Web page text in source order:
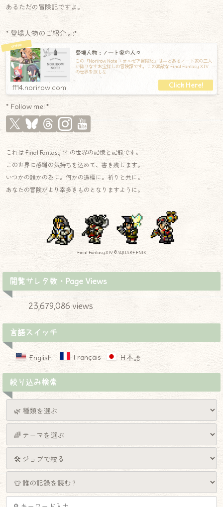
あるただの冒険記ですよ。
* 登場人物のご紹介.｡.:*
登場人物：ノート家の人々
この『Norirow Note エオルゼア冒険記』は―とあるノート家の三人
が織りなすお宝探しの冒険譚です。この素敵な Final Fantasy XIV
の世界を旅しな
ff14.norirow.com
* Follow me! *
これは Final Fantasy 14 の世界の記憶と記録です。
この世界に感謝の気持ちを込めて、書き残します。
いつかの誰かの為に。何かの道標に。祈りと共に。
あなたの冒険がより幸多きものとなりますように。
Final Fantasy XIV © SQUARE ENIX
閲覧サレタ数・Page Views
23,679,086 views
言語スイッチ
English Français 日本語
絞り込み検索